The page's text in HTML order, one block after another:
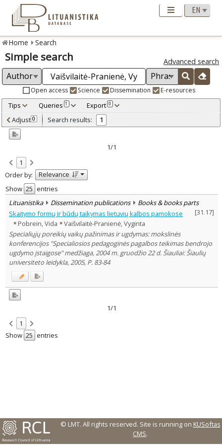
Home Search
Simple search Advanced search
Open access Science Dissemination E-resources
Tips Queries 1 Export 0
Adjusted by criteria 0
Year
Refine
Dissemination publications
Document Type:
Books & books parts
Subject area
Education
Linguistics 1
Text language
Country of publication
Historical periods
Lithuanian place names
Subject
Journal
Adjust 0 Search results: 1
1/1
1
Order by:
Relevance
Show
entries
Lituanistika
Dissemination publications
Books & books parts
[31.17]
Skaitymo formų ir būdų taikymas lietuvių kalbos pamokose
Pobrein, Vida
Vaišvilaitė-Pranienė, Vyginta
Specialiųjų poreikių vaikų pažinimas ir ugdymas: mokslinės
konferencijos "Specialiosios pedagoginės pagalbos teikimas bendrojo
ugdymo įstaigose" medžiaga, 2004 m. gruodžio 22 d. Šiauliai: Šiaulių
universiteto leidykla, 2005, P. 83-84
1/1
1
Show
entries
© LMT. All rights reserved. Site is running on KUSoftas
CMS.